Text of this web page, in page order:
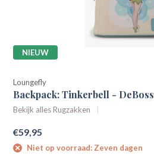
NIEUW
Loungefly
Backpack: Tinkerbell - DeBoss
Bekijk alles Rugzakken
€59,95
Niet op voorraad: Zeven dagen